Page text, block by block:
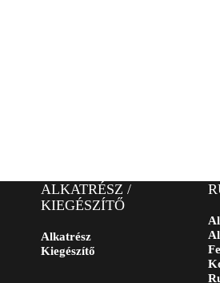
ALKATRÉSZ /
KIEGÉSZÍTŐ
Alkatrész
Kiegészítő